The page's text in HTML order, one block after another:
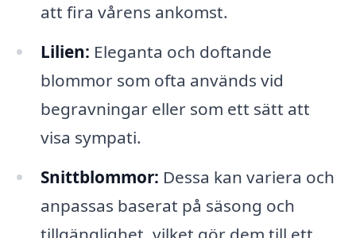
att fira vårens ankomst.
Lilien: Eleganta och doftande
blommor som ofta används vid
begravningar eller som ett sätt att
visa sympati.
Snittblommor: Dessa kan variera och
anpassas baserat på säsong och